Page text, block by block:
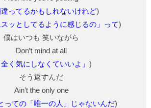
ってるかもしれないけれど)
ッとしてるように感じるの」って)
僕はいつも 笑いながら
Don’t mind at all
く気にしなくていいよ」 )
そう返すんだ
Ain’t the only one
っての「唯一の人」じゃないんだ)